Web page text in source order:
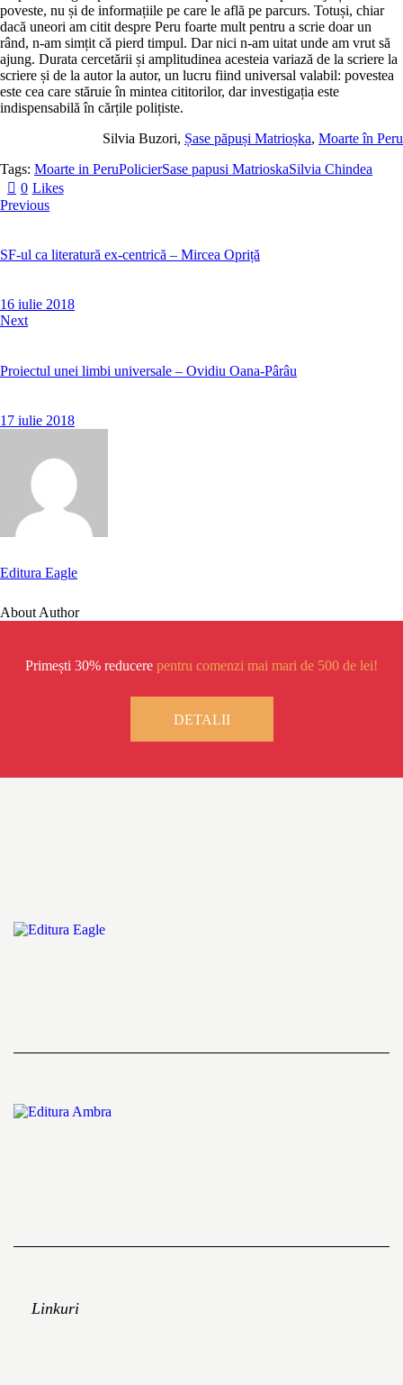
poveste, nu și de informațiile pe care le află pe parcurs. Totuși, chiar
dacă uneori am citit despre Peru foarte mult pentru a scrie doar un
rând, n-am simțit că pierd timpul. Dar nici n-am uitat unde am vrut să
ajung. Durata cercetării și amplitudinea acesteia variază de la scriere la
scriere și de la autor la autor, un lucru fiind universal valabil: povestea
este cea care stăruie în mintea cititorilor, dar investigația este
indispensabilă în cărțile polițiste.
Silvia Buzori, Șase păpuși Matrioșka, Moarte în Peru
Tags: Moarte in PeruPolicierSase papusi MatrioskaSilvia Chindea
0 Likes
Previous
SF-ul ca literatură ex-centrică – Mircea Opriță
16 iulie 2018
Next
Proiectul unei limbi universale – Ovidiu Oana-Pârâu
17 iulie 2018
Editura Eagle
About Author
Primești 30% reducere pentru comenzi mai mari de 500 de lei!
DETALII
Linkuri